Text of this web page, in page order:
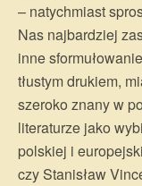
– natychmiast
Nas najbardziej
inne
tłustym drukiem,
szeroko znany w
literaturze jako
polskiej i
czy Stanisław